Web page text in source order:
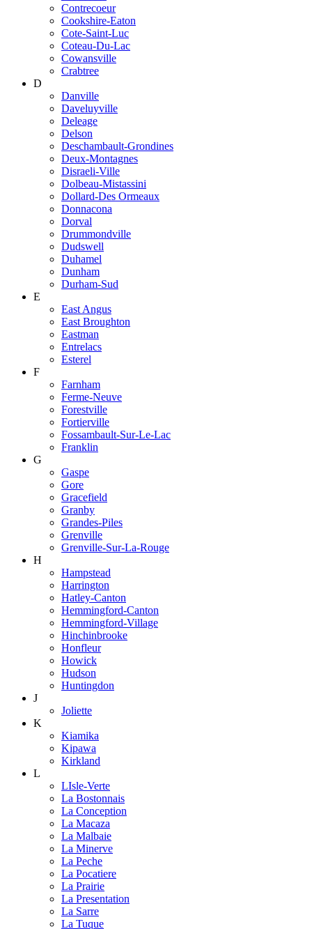
Contrecoeur
Cookshire-Eaton
Cote-Saint-Luc
Coteau-Du-Lac
Cowansville
Crabtree
D
Danville
Daveluyville
Deleage
Delson
Deschambault-Grondines
Deux-Montagnes
Disraeli-Ville
Dolbeau-Mistassini
Dollard-Des Ormeaux
Donnacona
Dorval
Drummondville
Dudswell
Duhamel
Dunham
Durham-Sud
E
East Angus
East Broughton
Eastman
Entrelacs
Esterel
F
Farnham
Ferme-Neuve
Forestville
Fortierville
Fossambault-Sur-Le-Lac
Franklin
G
Gaspe
Gore
Gracefield
Granby
Grandes-Piles
Grenville
Grenville-Sur-La-Rouge
H
Hampstead
Harrington
Hatley-Canton
Hemmingford-Canton
Hemmingford-Village
Hinchinbrooke
Honfleur
Howick
Hudson
Huntingdon
J
Joliette
K
Kiamika
Kipawa
Kirkland
L
LIsle-Verte
La Bostonnais
La Conception
La Macaza
La Malbaie
La Minerve
La Peche
La Pocatiere
La Prairie
La Presentation
La Sarre
La Tuque